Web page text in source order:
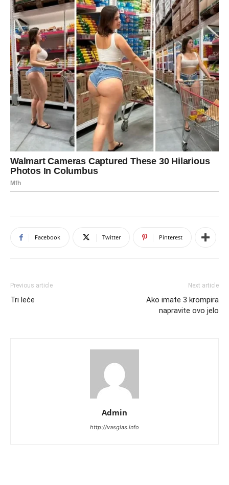
Facebook Twitter Pinterest
Previous article
Tri leće
Next article
Ako imate 3 krompira
napravite ovo jelo
Admin
http://vasglas.info